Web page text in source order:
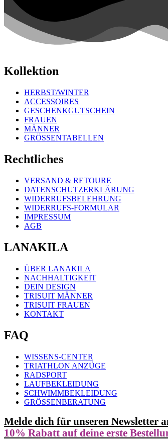
Kollektion
HERBST/WINTER
ACCESSOIRES
GESCHENKGUTSCHEIN
FRAUEN
MÄNNER
GRÖSSENTABELLEN
Rechtliches
VERSAND & RETOURE
DATENSCHUTZERKLÄRUNG
WIDERRUFSBELEHRUNG
WIDERRUFS-FORMULAR
IMPRESSUM
AGB
LANAKILA
ÜBER LANAKILA
NACHHALTIGKEIT
DEIN DESIGN
TRISUIT MÄNNER
TRISUIT FRAUEN
KONTAKT
FAQ
WISSENS-CENTER
TRIATHLON ANZÜGE
RADSPORT
LAUFBEKLEIDUNG
SCHWIMMBEKLEIDUNG
GRÖSSENBERATUNG
Melde dich für unseren Newsletter
10% Rabatt auf deine erste